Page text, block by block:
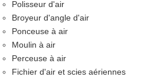
Polisseur d'air
Broyeur d'angle d'air
Ponceuse à air
Moulin à air
Perceuse à air
Fichier d'air et scies aériennes